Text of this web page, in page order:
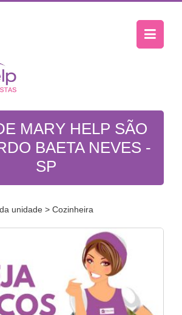
MARY HELP SÃO
BAETA NEVES -
SP
unidade > Cozinheira